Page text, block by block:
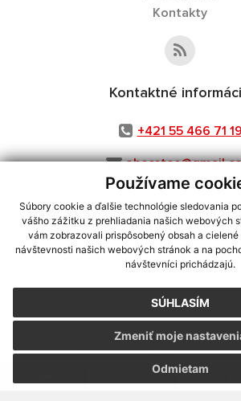
Používame
Súbory cookie a ďalšie technológie sledovania
vášho zážitku z prehliadania našich webových
vám zobrazovali prispôsobený obsah a
návštevnosti našich webových stránok a na
návštevníci prichádzajú.
SÚHLASÍM
Odmietam
Zmeniť moje
Kontakty
Kontaktné
+421 55 466 71 19
využite možnosť získavania aktuálnych
CMS systém (redakčný) systém ECHELON 2,
webex.digital, s.r.o.,domény,
Posledná aktualizácia:
Vytlačiť stránku|Vyhlásenie o